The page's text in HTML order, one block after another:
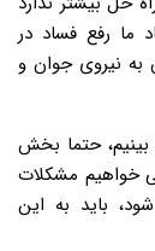
ما رفع فساد در
به نیروی جوان و
حتما بخش
خواهیم مشکلات
باید به این